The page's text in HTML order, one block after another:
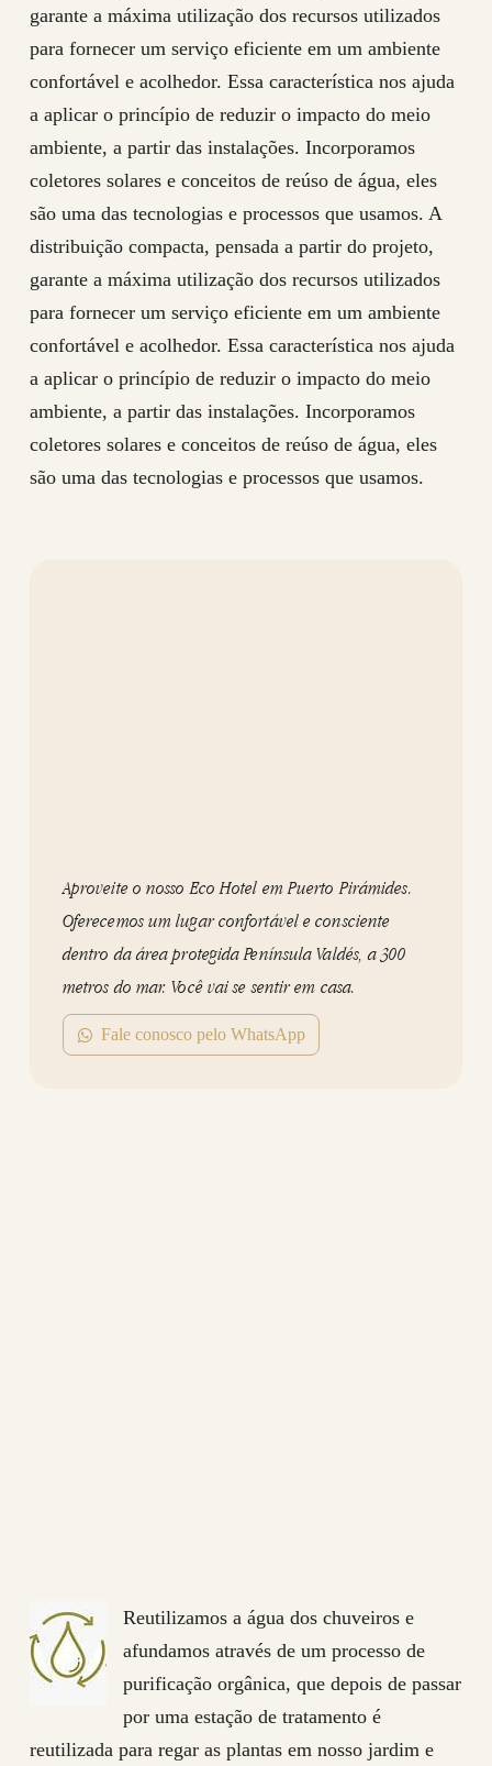
garante a máxima utilização dos recursos utilizados
para fornecer um serviço eficiente em um ambiente
confortável e acolhedor. Essa característica nos ajuda
a aplicar o princípio de reduzir o impacto do meio
ambiente, a partir das instalações. Incorporamos
coletores solares e conceitos de reúso de água, eles
são uma das tecnologias e processos que usamos. A
distribuição compacta, pensada a partir do projeto,
garante a máxima utilização dos recursos utilizados
para fornecer um serviço eficiente em um ambiente
confortável e acolhedor. Essa característica nos ajuda
a aplicar o princípio de reduzir o impacto do meio
ambiente, a partir das instalações. Incorporamos
coletores solares e conceitos de reúso de água, eles
são uma das tecnologias e processos que usamos.
Aproveite o nosso Eco Hotel em Puerto Pirámides.
Oferecemos um lugar confortável e consciente
dentro da área protegida Península Valdés, a 300
metros do mar. Você vai se sentir em casa.
Fale conosco pelo WhatsApp
Reutilizamos a água dos chuveiros e
afundamos através de um processo de
purificação orgânica, que depois de passar
por uma estação de tratamento é
reutilizada para regar as plantas em nosso jardim e